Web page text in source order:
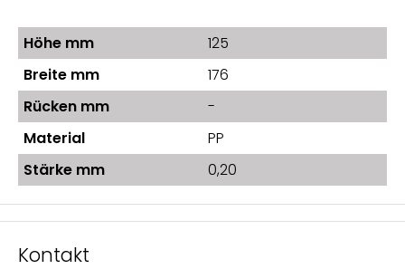
Höhe mm
125
Breite mm
176
Rücken mm
-
Material
PP
Stärke mm
0,20
Kontakt